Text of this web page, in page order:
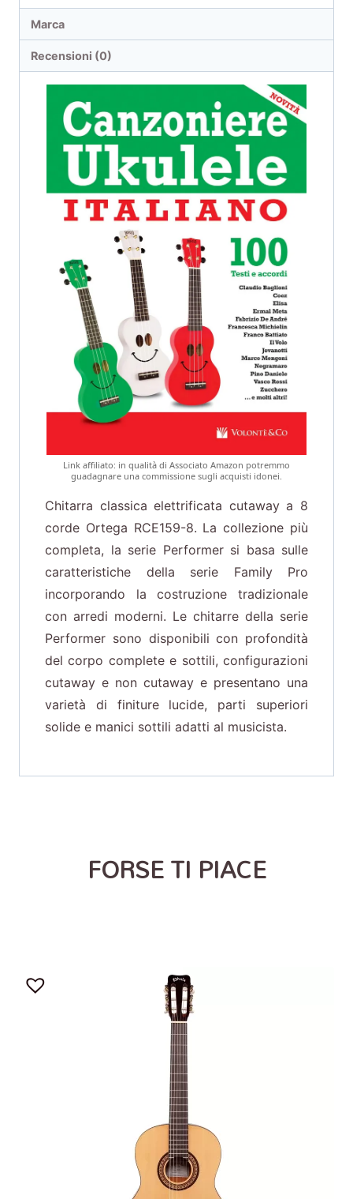
Marca
Recensioni (0)
Link affiliato: in qualità di Associato Amazon potremmo
guadagnare una commissione sugli acquisti idonei.
Chitarra classica elettrificata cutaway a 8
corde Ortega RCE159-8. La collezione più
completa, la serie Performer si basa sulle
caratteristiche della serie Family Pro
incorporando la costruzione tradizionale
con arredi moderni. Le chitarre della serie
Performer sono disponibili con profondità
del corpo complete e sottili, configurazioni
cutaway e non cutaway e presentano una
varietà di finiture lucide, parti superiori
solide e manici sottili adatti al musicista.
FORSE TI PIACE